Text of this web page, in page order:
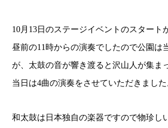
10月13日のステージイベントのスタート
昼前の11時からの演奏でしたので公園は
が、太鼓の音が響き渡ると沢山人が集ま
当日は4曲の演奏をさせていただきました
和太鼓は日本独自の楽器ですので物珍し